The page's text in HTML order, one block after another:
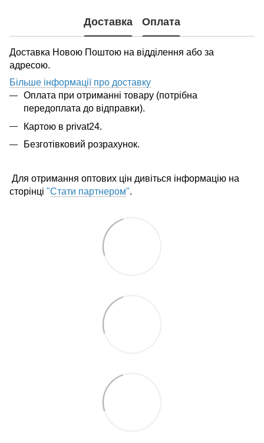
Доставка Оплата
Доставка Новою Поштою на відділення або за
адресою.
Більше інформації про доставку
Оплата при отриманні товару (потрібна
передоплата до відправки).
Картою в privat24.
Безготівковий розрахунок.
Для отримання оптових цін дивіться інформацію на
сторінці "Стати партнером".